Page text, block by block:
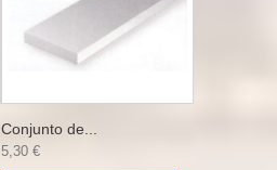
Conjunto de...
5,30 €